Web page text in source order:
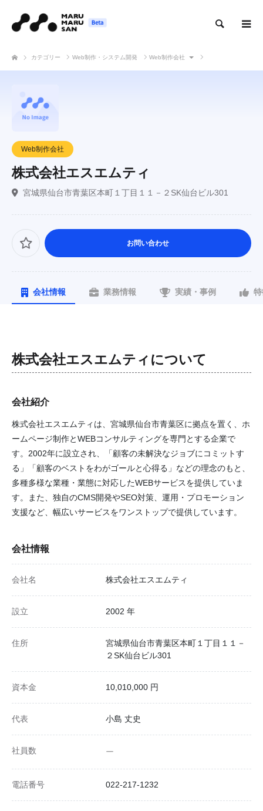
カテゴリー Web制作・システム開発 Web制作会社
Web制作会社
株式会社エスエムティ
宮城県仙台市青葉区本町１丁目１１－２SK仙台ビル301
お問い合わせ
会社情報 業務情報 実績・事例
株式会社エスエムティ について
会社紹介
株式会社エスエムティは、宮城県仙台市青葉区に拠点を置く、ホ
ームページ制作とWEBコンサルティングを専門とする企業で
す。2002年に設立され、「顧客の未解決なジョブにコミットす
る」「顧客のベストをわがゴールと心得る」などの理念のもと、
多種多様な業種・業態に対応したWEBサービスを提供していま
す。また、独自のCMS開発やSEO対策、運用・プロモーション
支援など、幅広いサービスをワンストップで提供しています。
会社情報
会社名 株式会社エスエムティ
設立 2002 年
住所
宮城県仙台市青葉区本町１丁目１１－
２SK仙台ビル301
資本金 10,010,000 円
代表 小島 丈史
社員数 ー
電話番号 022-217-1232